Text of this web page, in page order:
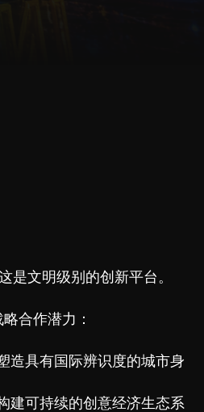
文明级别的创新平台。
合作潜力：
具有国际辨识度的城市身
可持续的创意经济生态系